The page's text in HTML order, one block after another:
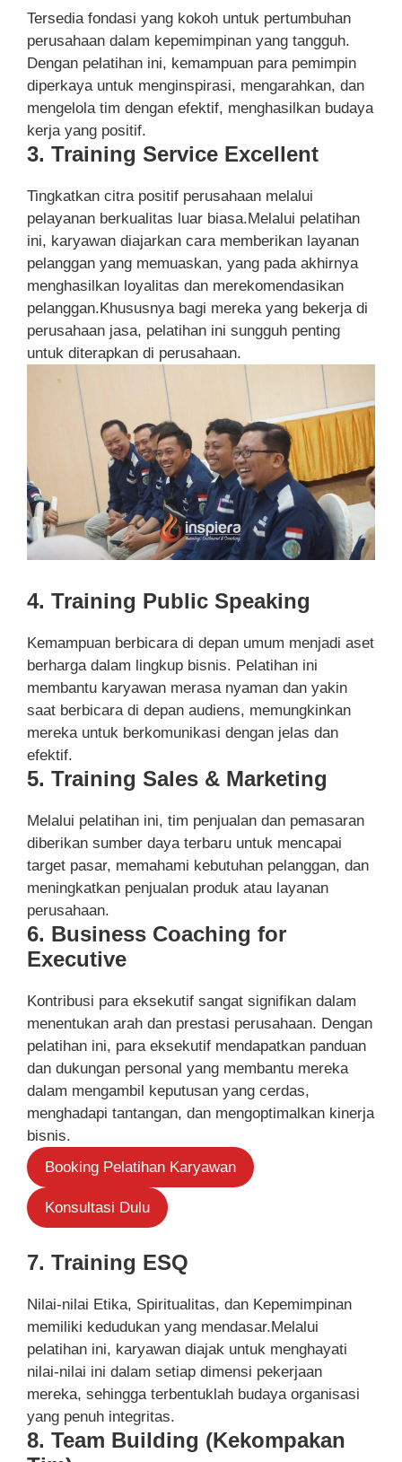
Tersedia fondasi yang kokoh untuk pertumbuhan
perusahaan dalam kepemimpinan yang tangguh.
Dengan pelatihan ini, kemampuan para pemimpin
diperkaya untuk menginspirasi, mengarahkan, dan
mengelola tim dengan efektif, menghasilkan budaya
kerja yang positif.
3. Training Service Excellent
Tingkatkan citra positif perusahaan melalui
pelayanan berkualitas luar biasa.Melalui pelatihan
ini, karyawan diajarkan cara memberikan layanan
pelanggan yang memuaskan, yang pada akhirnya
menghasilkan loyalitas dan merekomendasikan
pelanggan.Khususnya bagi mereka yang bekerja di
perusahaan jasa, pelatihan ini sungguh penting
untuk diterapkan di perusahaan.
4. Training Public Speaking
Kemampuan berbicara di depan umum menjadi aset
berharga dalam lingkup bisnis. Pelatihan ini
membantu karyawan merasa nyaman dan yakin
saat berbicara di depan audiens, memungkinkan
mereka untuk berkomunikasi dengan jelas dan
efektif.
5. Training Sales & Marketing
Melalui pelatihan ini, tim penjualan dan pemasaran
diberikan sumber daya terbaru untuk mencapai
target pasar, memahami kebutuhan pelanggan, dan
meningkatkan penjualan produk atau layanan
perusahaan.
6. Business Coaching for
Executive
Kontribusi para eksekutif sangat signifikan dalam
menentukan arah dan prestasi perusahaan. Dengan
pelatihan ini, para eksekutif mendapatkan panduan
dan dukungan personal yang membantu mereka
dalam mengambil keputusan yang cerdas,
menghadapi tantangan, dan mengoptimalkan kinerja
bisnis.
Booking Pelatihan Karyawan
Konsultasi Dulu
7. Training ESQ
Nilai-nilai Etika, Spiritualitas, dan Kepemimpinan
memiliki kedudukan yang mendasar.Melalui
pelatihan ini, karyawan diajak untuk menghayati
nilai-nilai ini dalam setiap dimensi pekerjaan
mereka, sehingga terbentuklah budaya organisasi
yang penuh integritas.
8. Team Building (Kekompakan